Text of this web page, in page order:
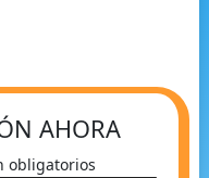
AHORA
obligatorios